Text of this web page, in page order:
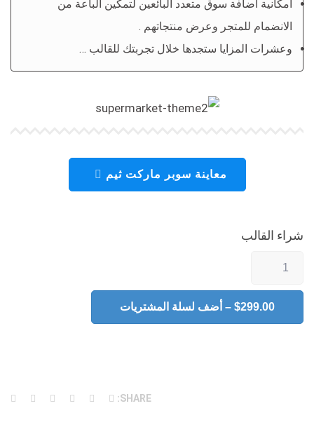
امكانية اضافة سوق متعدد البائعين لتمكين الباعة من
الانضمام للمتجر وعرض منتجاتهم .
وعشرات المزايا ستجدها خلال تجربتك للقالب …
معاينة سوبر ماركت ثيم
شراء القالب
$299.00 – أضف لسلة المشتريات
SHARE: